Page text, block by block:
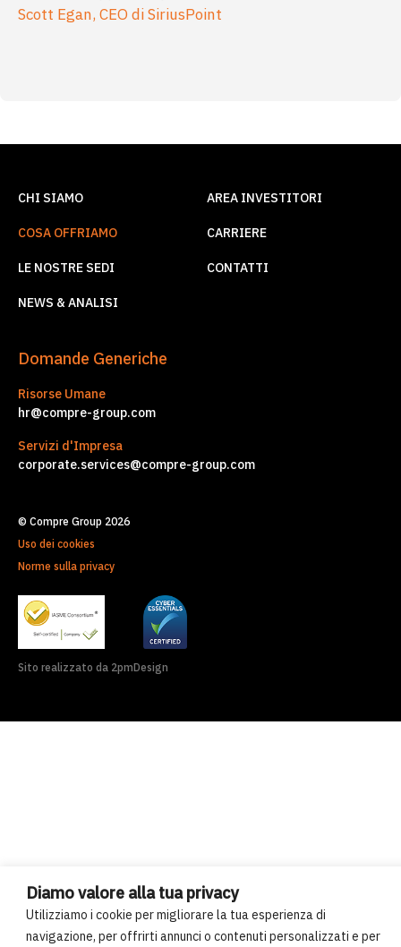
Diamo valore alla tua privacy
Utilizziamo i cookie per migliorare la tua esperienza di
navigazione, per offrirti annunci o contenuti personalizzati e per
Scott Egan, CEO di SiriusPoint
CHI SIAMO
COSA OFFRIAMO
LE NOSTRE SEDI
NEWS & ANALISI
AREA INVESTITORI
CARRIERE
CONTATTI
Domande Generiche
Risorse Umane
hr@compre-group.com
Servizi d'Impresa
corporate.services@compre-group.com
© Compre Group 2026
Uso dei cookies
Norme sulla privacy
Sito realizzato da 2pmDesign